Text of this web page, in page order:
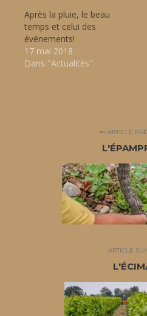
Après la pluie, le beau
temps et celui des
événements!
17 mai 2018
Dans "Actualités"
ARTICLE
ARTICLE